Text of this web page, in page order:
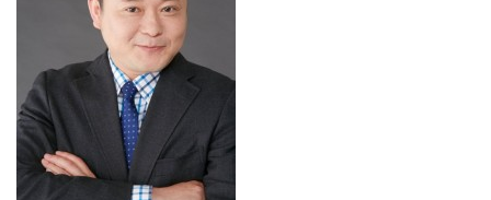
お問い合わせ
サイトマップ
プライバシーポリシー